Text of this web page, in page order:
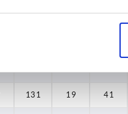
131 19 41